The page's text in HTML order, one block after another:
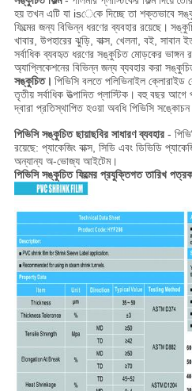
হয় তখন এটি যা isেকে দিচ্ছে তা শক্তভাবে
ফিল্মের জন্য বিভিন্ন ধরণের ব্যবহার রয়েছে।
খাবার, উপহারের ঝুড়ি, বাক্স, খেলনা, বই, সাবান
সর্বাধিক ব্যবহৃত ধরণের সঙ্কুচিত মোড়কের ভাঙ্গন
অ্যাপ্লিকেশনের বিভিন্ন জন্য ব্যবহার করা
সঙ্কুচিত। পিভিসি বলতে পলিভিনাইল ক্লোরাইড
তৃতীয় সর্বাধিক উত্পাদিত প্লাস্টিক। বহু বছর আগে
দ্বারা প্রতিস্থাপিত হওয়া অবধি পিভিসি
পিভিসি সঙ্কুচিত ছায়াছবির সাধারণ ব্যবহার-
রয়েছে: প্যাকেজিং বাক্স, সিডি এবং ডিভিডি
অন্যান্য অ-ভোজ্য আইটেম।
পিভিসি সঙ্কুচিত ফিল্মের প্রযুক্তিগত তারিখ পত্রক